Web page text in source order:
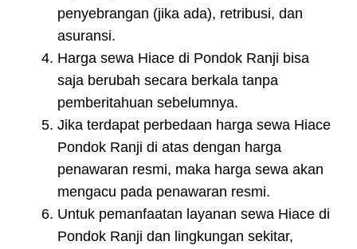
penyebrangan (jika ada), retribusi, dan
asuransi.
Harga sewa Hiace di Pondok Ranji bisa
saja berubah secara berkala tanpa
pemberitahuan sebelumnya.
Jika terdapat perbedaan harga sewa Hiace
Pondok Ranji di atas dengan harga
penawaran resmi, maka harga sewa akan
mengacu pada penawaran resmi.
Untuk pemanfaatan layanan sewa Hiace di
Pondok Ranji dan lingkungan sekitar,